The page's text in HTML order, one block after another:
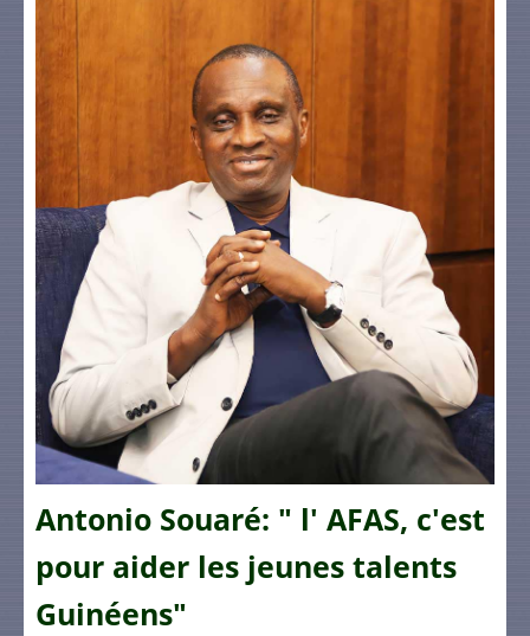
Antonio Souaré: " l' AFAS, c'est
pour aider les jeunes talents
Guinéens"